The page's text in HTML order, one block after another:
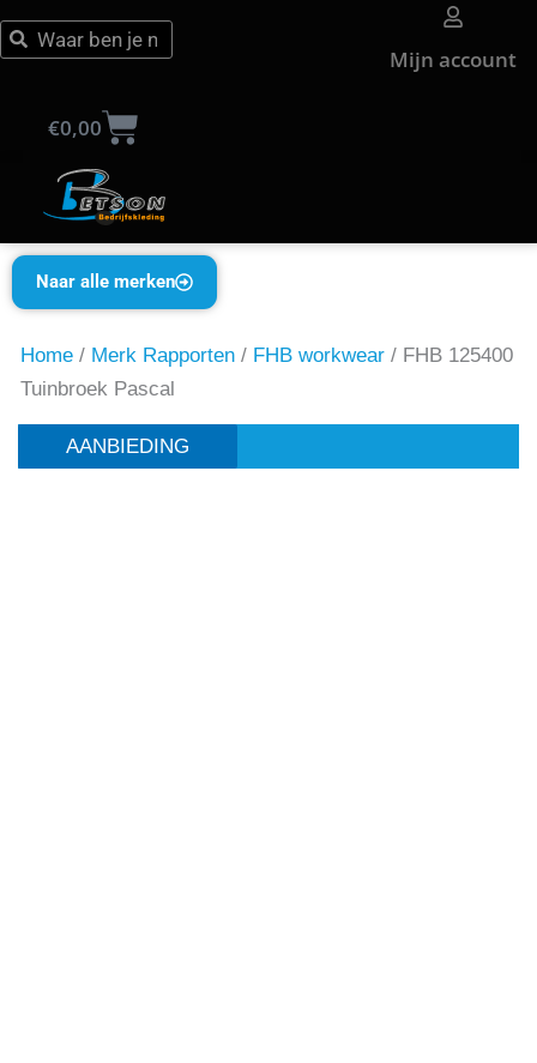
Ga
naar
inhoud
Zoeken
Zoeken
Mijn account
€0,00Winkelwagen
Naar alle merken
Home / Merk Rapporten / FHB workwear / FHB 125400
Tuinbroek Pascal
AANBIEDING